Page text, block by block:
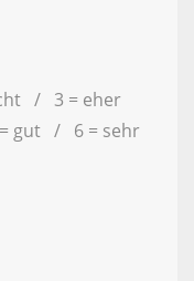
/ 3 = eher
gut / 6 = sehr